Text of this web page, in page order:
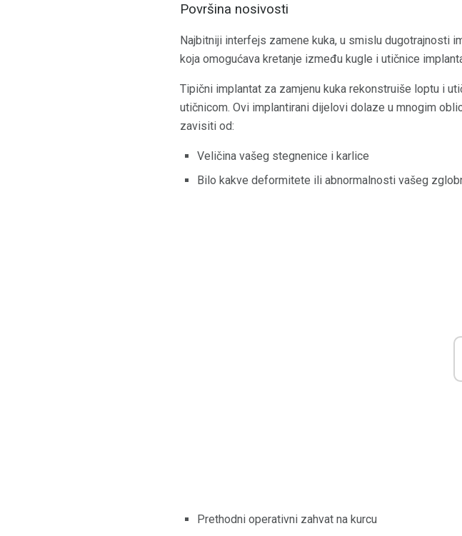
Površina nosivosti
Najbitniji interfejs zamene kuka, u smislu dugotrajnosti
koja omogućava kretanje između kugle i utičnice
Tipični implantat za zamjenu kuka rekonstruiše loptu i
utičnicom. Ovi implantirani dijelovi dolaze u mnogim
zavisiti od:
Veličina vašeg stegnenice i karlice
Bilo kakve deformitete ili abnormalnosti vašeg
Prethodni operativni zahvat na kurcu